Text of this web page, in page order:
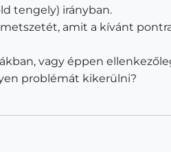
tengely) irányban.
amit a kívánt
vagy éppen
problémát kikerülni?